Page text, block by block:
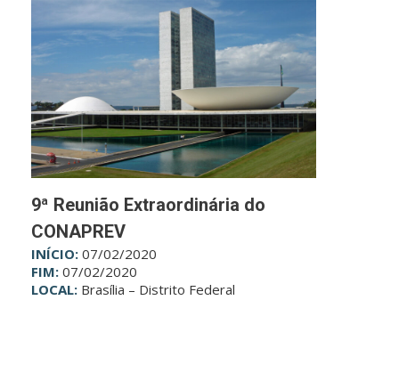
9ª Reunião Extraordinária do
CONAPREV
INÍCIO: 07/02/2020
FIM: 07/02/2020
LOCAL: Brasília – Distrito Federal